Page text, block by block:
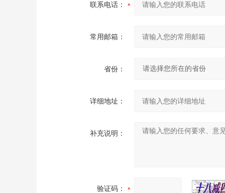
联系电话：
常用邮箱：
省份：
详细地址：
补充说明：
验证码：